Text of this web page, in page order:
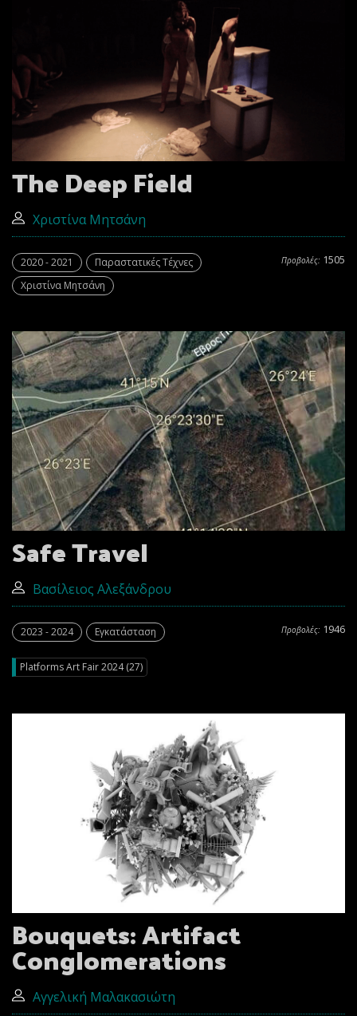
The Deep Field
Χριστίνα Μητσάνη
Προβολές: 1505
2020 - 2021
Παραστατικές Τέχνες
Χριστίνα Μητσάνη
Safe Travel
Βασίλειος Αλεξάνδρου
Προβολές: 1946
2023 - 2024 Εγκατάσταση
Platforms Art Fair 2024 (27)
Bouquets: Artifact
Conglomerations
Αγγελική Μαλακασιώτη